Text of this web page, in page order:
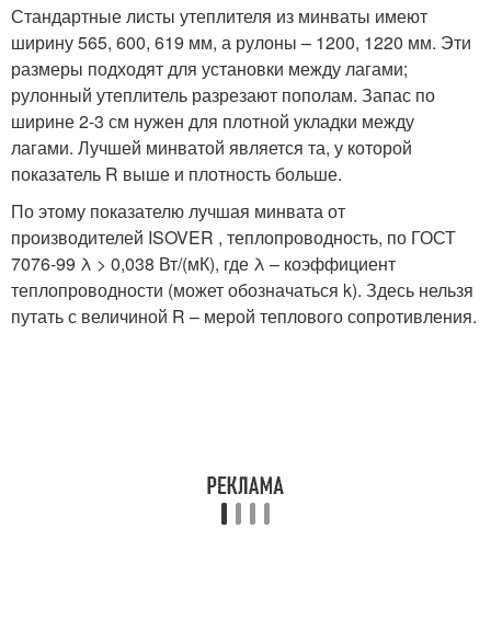
Стандартные листы утеплителя из минваты имеют
ширину 565, 600, 619 мм, а рулоны – 1200, 1220 мм. Эти
размеры подходят для установки между лагами;
рулонный утеплитель разрезают пополам. Запас по
ширине 2-3 см нужен для плотной укладки между
лагами. Лучшей минватой является та, у которой
показатель R выше и плотность больше.
По этому показателю лучшая минвата от
производителей ISOVER , теплопроводность, по ГОСТ
7076-99 λ > 0,038 Вт/(мК), где λ – коэффициент
теплопроводности (может обозначаться k). Здесь нельзя
путать с величиной R – мерой теплового сопротивления.